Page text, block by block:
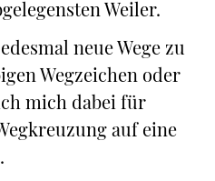
Weiler.
neue Wege zu
Wegzeichen oder
mich dabei für
auf eine